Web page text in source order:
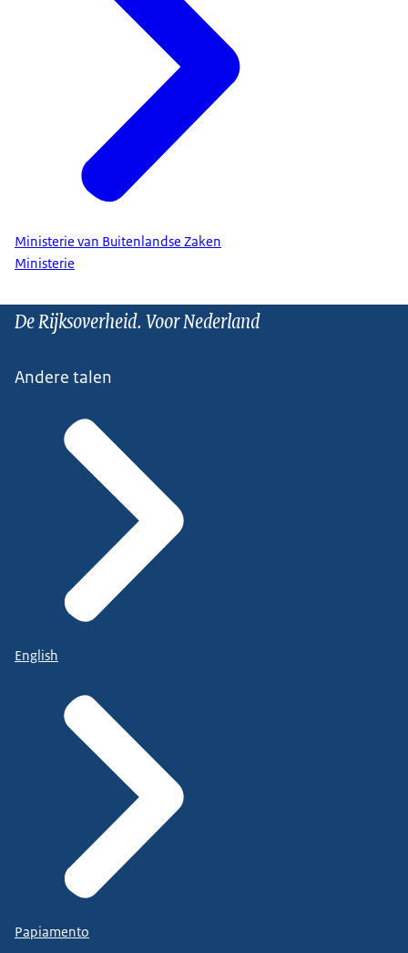
Ministerie van Buitenlandse Zaken
Ministerie
De Rijksoverheid. Voor Nederland
Andere talen
English
Papiamento